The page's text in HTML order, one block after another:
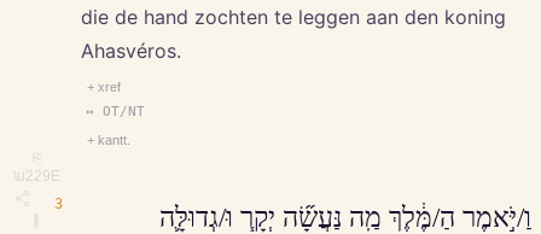
⎘
\u229E
die de hand zochten te leggen aan den koning
Ahasvéros.
+ xref
↔ OT/NT
+ kantt.
3
וַ/יֹּ֣אמֶר הַ/מֶּ֔לֶךְ מַֽה נַּעֲשָׂ֞ה יְקָ֧ר וּ/גְדוּלָּ֛ה